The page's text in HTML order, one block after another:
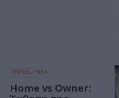
ΤΕΧΝΕΣ / ΝΕΑ
Home vs Owner: